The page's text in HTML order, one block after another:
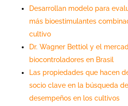
Desarrollan modelo para
más bioestimulantes
cultivo
Dr. Wagner Bettiol y el
biocontroladores en Brasil
Las propiedades que hacen
socio clave en la búsqueda
desempeños en los cultivos